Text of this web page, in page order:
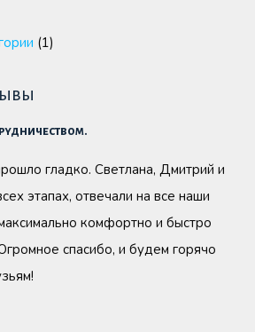
(1)
гладко. Светлана, Дмитрий и
этапах, отвечали на все наши
комфортно и быстро
спасибо, и будем горячо